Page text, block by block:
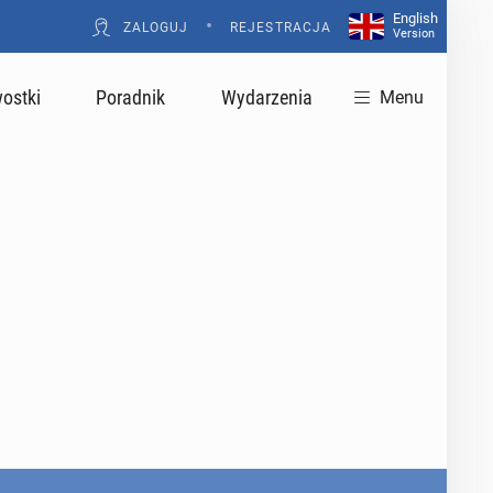
ZALOGUJ • REJESTRACJA
English
Version
Poradnik Wydarzenia Menu